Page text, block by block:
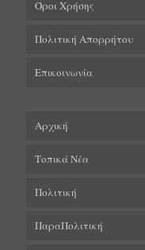
Όροι Χρήσης
Πολιτική Απορρήτου
Επικοινωνία
Αρχική
Τοπικά Νέα
Πολιτική
ΠαραΠολιτική